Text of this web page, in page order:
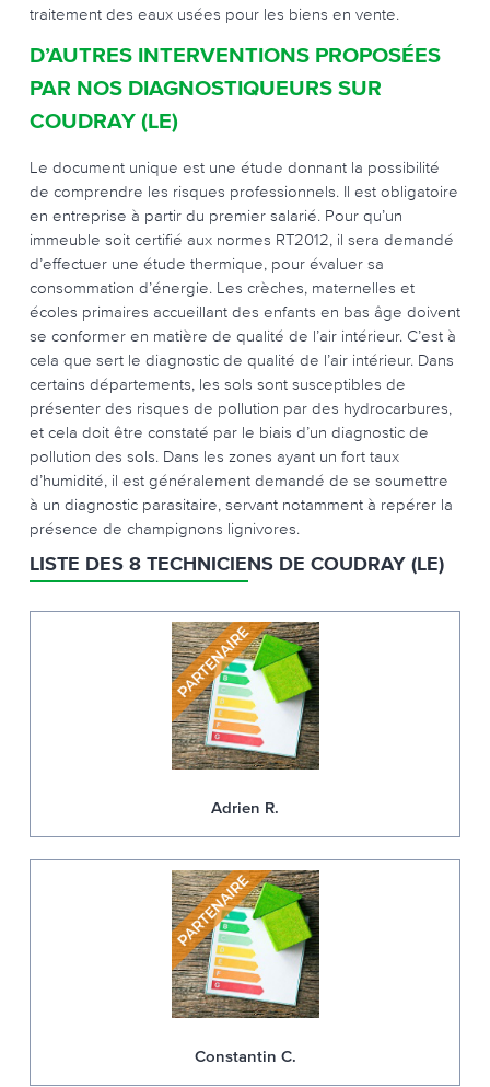
traitement des eaux usées pour les biens en vente.
D’AUTRES INTERVENTIONS PROPOSÉES
PAR NOS DIAGNOSTIQUEURS SUR
COUDRAY (LE)
Le document unique est une étude donnant la possibilité
de comprendre les risques professionnels. Il est obligatoire
en entreprise à partir du premier salarié. Pour qu’un
immeuble soit certifié aux normes RT2012, il sera demandé
d’effectuer une étude thermique, pour évaluer sa
consommation d’énergie. Les crèches, maternelles et
écoles primaires accueillant des enfants en bas âge doivent
se conformer en matière de qualité de l’air intérieur. C’est à
cela que sert le diagnostic de qualité de l’air intérieur. Dans
certains départements, les sols sont susceptibles de
présenter des risques de pollution par des hydrocarbures,
et cela doit être constaté par le biais d’un diagnostic de
pollution des sols. Dans les zones ayant un fort taux
d’humidité, il est généralement demandé de se soumettre
à un diagnostic parasitaire, servant notamment à repérer la
présence de champignons lignivores.
LISTE DES 8 TECHNICIENS DE COUDRAY (LE)
Adrien R.
Constantin C.